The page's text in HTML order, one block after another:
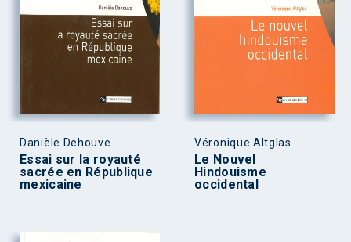
Danièle Dehouve
Essai sur la royauté
sacrée en République
mexicaine
Véronique Altglas
Le Nouvel
Hindouisme
occidental